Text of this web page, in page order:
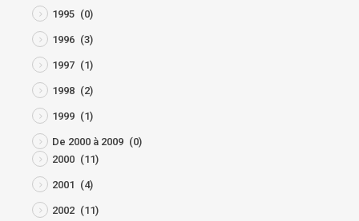
1995 (0)
1996 (3)
1997 (1)
1998 (2)
1999 (1)
De 2000 à 2009 (0)
2000 (11)
2001 (4)
2002 (11)